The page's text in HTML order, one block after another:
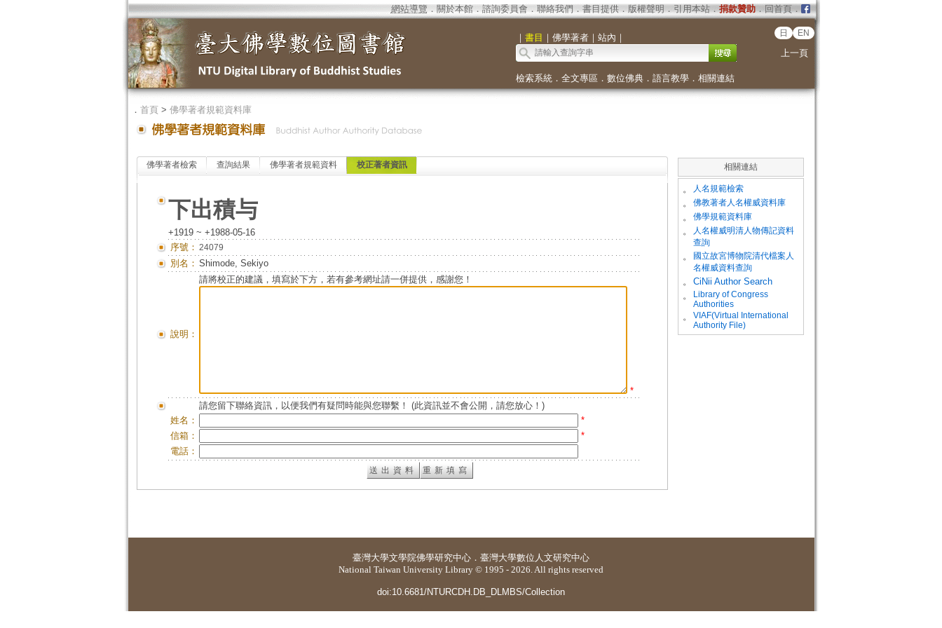
網站導覽 ． 關於本館． 諮詢委員會． 聯絡我們 ． 書目提供． 版權聲明 ． 引用本站． 捐款贊助．回首頁．
｜ 書目 ｜ 佛學著者｜ 站內 ｜ 日 EN
上一頁
檢索系統． 全文專區 ． 數位佛典． 語言教學． 相關連結
． 首頁> 佛學著者規範資料庫
佛學著者檢索 查詢結果 佛學著者規範資料 校正著者資訊
下出積与
+1919 ~ +1988-05-16
序號： 24079
別名： Shimode, Sekiyo
說明：
請將校正的建議，填寫於下方，若有參考網址請一併提供，感謝您！
*
請您留下聯絡資訊，以便我們有疑問時能與您聯繫！ (此資訊並不會公開，請您放心！)
姓名：
*
信箱：
*
電話：
相關連結
。 人名規範檢索
。 佛教著者人名權威資料庫
。 佛學規範資料庫
。
人名權威明清人物傳記資料
查詢
。
國立故宮博物院清代檔案人
名權威資料查詢
。
CiNii Author Search
。
Library of Congress
Authorities
。
VIAF(Virtual International
Authority File)
臺灣大學文學院佛學研究中心 ． 臺灣大學數位人文研究中心
National Taiwan University Library © 1995 - 2026. All rights reserved
doi:10.6681/NTURCDH.DB_DLMBS/Collection